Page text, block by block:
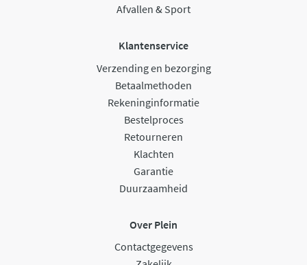
Afvallen & Sport
Klantenservice
Verzending en bezorging
Betaalmethoden
Rekeninginformatie
Bestelproces
Retourneren
Klachten
Garantie
Duurzaamheid
Over Plein
Contactgegevens